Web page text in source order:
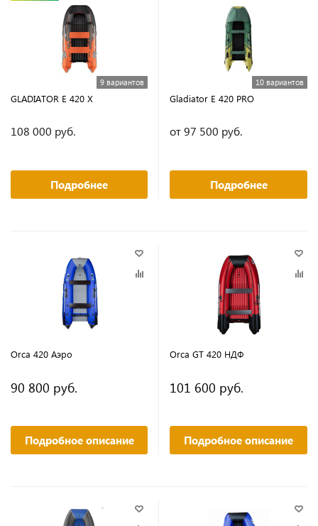
9 вариантов
GLADIATOR E 420 X
108 000 руб.
Подробнее
10 вариантов
Gladiator E 420 PRO
от 97 500 руб.
Подробнее
Orca 420 Аэро
90 800 руб.
Подробное описание
Orca GT 420 НДФ
101 600 руб.
Подробное описание